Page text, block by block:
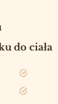
do ciała
tak
tak